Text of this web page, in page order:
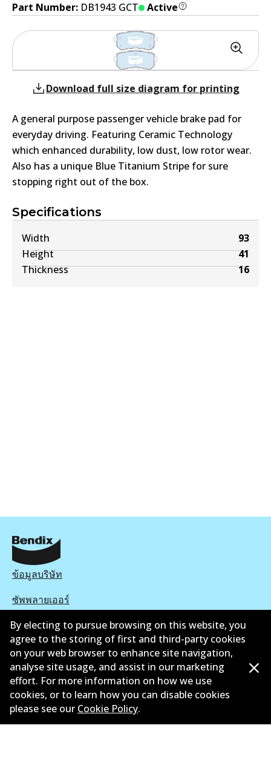
Part Number: DB1943 GCT Active
Specifications
Width
93
Height
41
Thickness
16
Download full size diagram for printing
A general purpose passenger vehicle brake pad for
everyday driving. Featuring Ceramic Technology
which enhanced durability, low dust, low rotor wear.
Also has a unique Blue Titanium Stripe for sure
stopping right out of the box.
ข้อมูลบริษัท
ซัพพลายเออร์
ติดต่อ
นโยบายความเป็นส่วนตัว
การรับประกัน
ข้อกำหนดและเงื่อนไข
นโยบายการแจ้งเบาะแส
By electing to pursue browsing on this website, you
agree to the storing of first and third-party cookies
on your web browser to enhance site navigation,
analyse site usage, and assist in our marketing
effort. For more information on how we use
cookies, or to learn how you can disable cookies
please see our Cookie Policy.